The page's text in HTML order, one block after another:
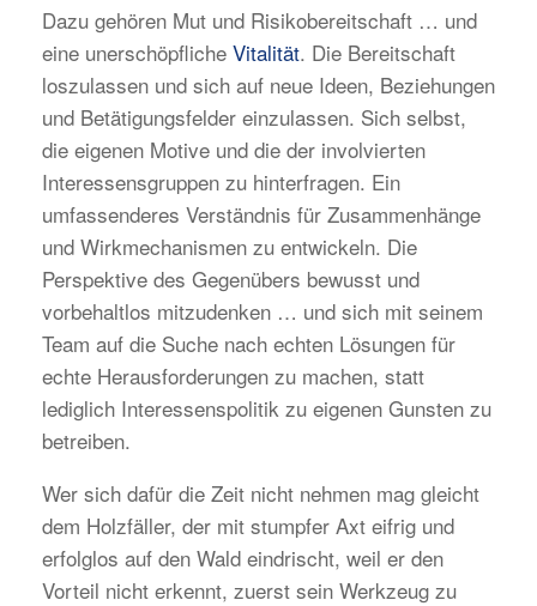
Dazu gehören Mut und Risikobereitschaft … und
eine unerschöpfliche Vitalität. Die Bereitschaft
loszulassen und sich auf neue Ideen, Beziehungen
und Betätigungsfelder einzulassen. Sich selbst,
die eigenen Motive und die der involvierten
Interessensgruppen zu hinterfragen. Ein
umfassenderes Verständnis für Zusammenhänge
und Wirkmechanismen zu entwickeln. Die
Perspektive des Gegenübers bewusst und
vorbehaltlos mitzudenken … und sich mit seinem
Team auf die Suche nach echten Lösungen für
echte Herausforderungen zu machen, statt
lediglich Interessenspolitik zu eigenen Gunsten zu
betreiben.
Wer sich dafür die Zeit nicht nehmen mag gleicht
dem Holzfäller, der mit stumpfer Axt eifrig und
erfolglos auf den Wald eindrischt, weil er den
Vorteil nicht erkennt, zuerst sein Werkzeug zu